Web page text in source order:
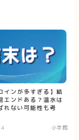
インが多すぎる】結
エンドある？温水は
れない可能性も考
小学館